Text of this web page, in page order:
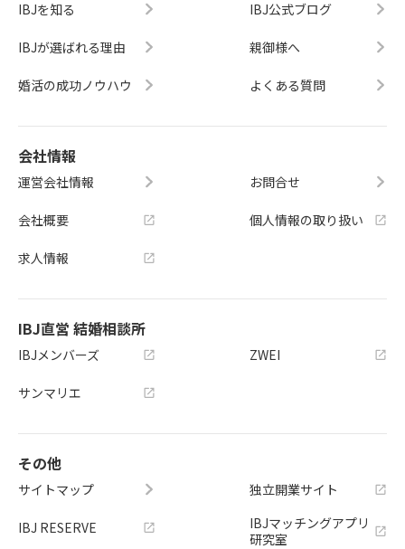
IBJを知る
IBJが選ばれる理由
婚活の成功ノウハウ
IBJ公式ブログ
親御様へ
よくある質問
会社情報
運営会社情報
会社概要
求人情報
お問合せ
個人情報の取り扱い
IBJ直営 結婚相談所
IBJメンバーズ
サンマリエ
ZWEI
その他
サイトマップ
IBJ RESERVE
独立開業サイト
IBJマッチングアプリ
研究室